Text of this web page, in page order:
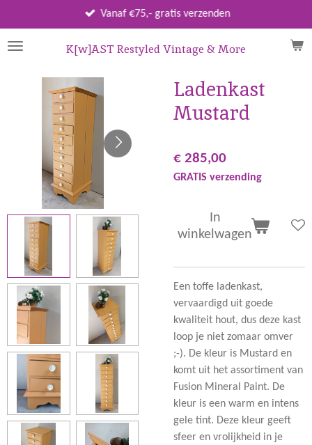
direct
naar
hoofdinhoud
K[w]AST Restyled Vintage & More
Vanaf €75,- gratis verzenden
Ladenkast
Mustard
€ 285,00
GRATIS verzending
In
winkelwagen
Een toffe ladenkast,
vervaardigd uit goede
kwaliteit hout, dus deze kast
loop je niet zomaar omver
;-). De kleur is Mustard en
komt uit het assortiment van
Fusion Mineral Paint. De
kleur is een warm en intens
gele tint. Deze kleur geeft
sfeer en vrolijkheid in je